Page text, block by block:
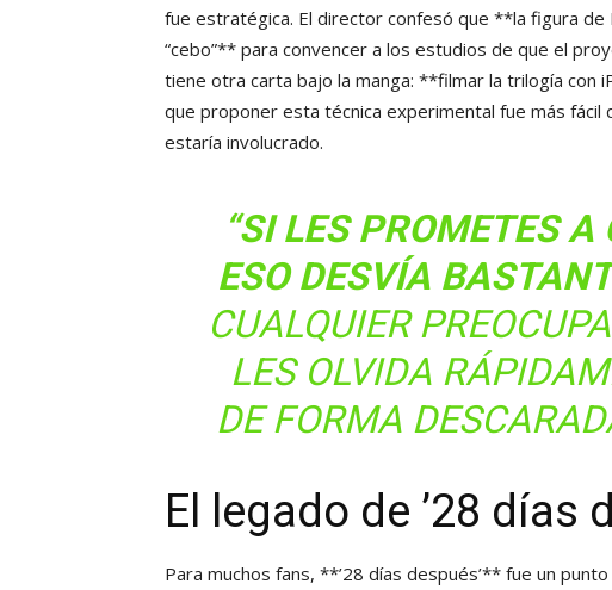
fue estratégica. El director confesó que **la figura de
“cebo”** para convencer a los estudios de que el
tiene otra carta bajo la manga: **filmar la trilogía con
que proponer esta técnica experimental fue más fácil
estaría involucrado.
“SI LES PROMETES
ESO DESVÍA
CUALQUIER
LES OLVIDA
DE FORMA
El legado de ’28 días
Para muchos fans, **’28 días después’** fue un